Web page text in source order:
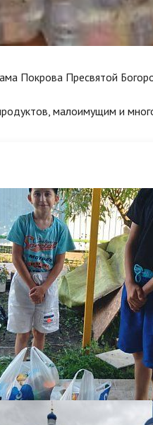
Покрова Пресвятой
малоимущим и